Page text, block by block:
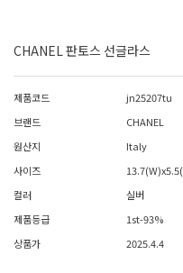
CHANEL 판토스 선글라스
제품코드
jn25207tu
브랜드
CHANEL
원산지
Italy
사이즈
컬러
실버
제품등급
1st-93%
상품가
2025.4.4